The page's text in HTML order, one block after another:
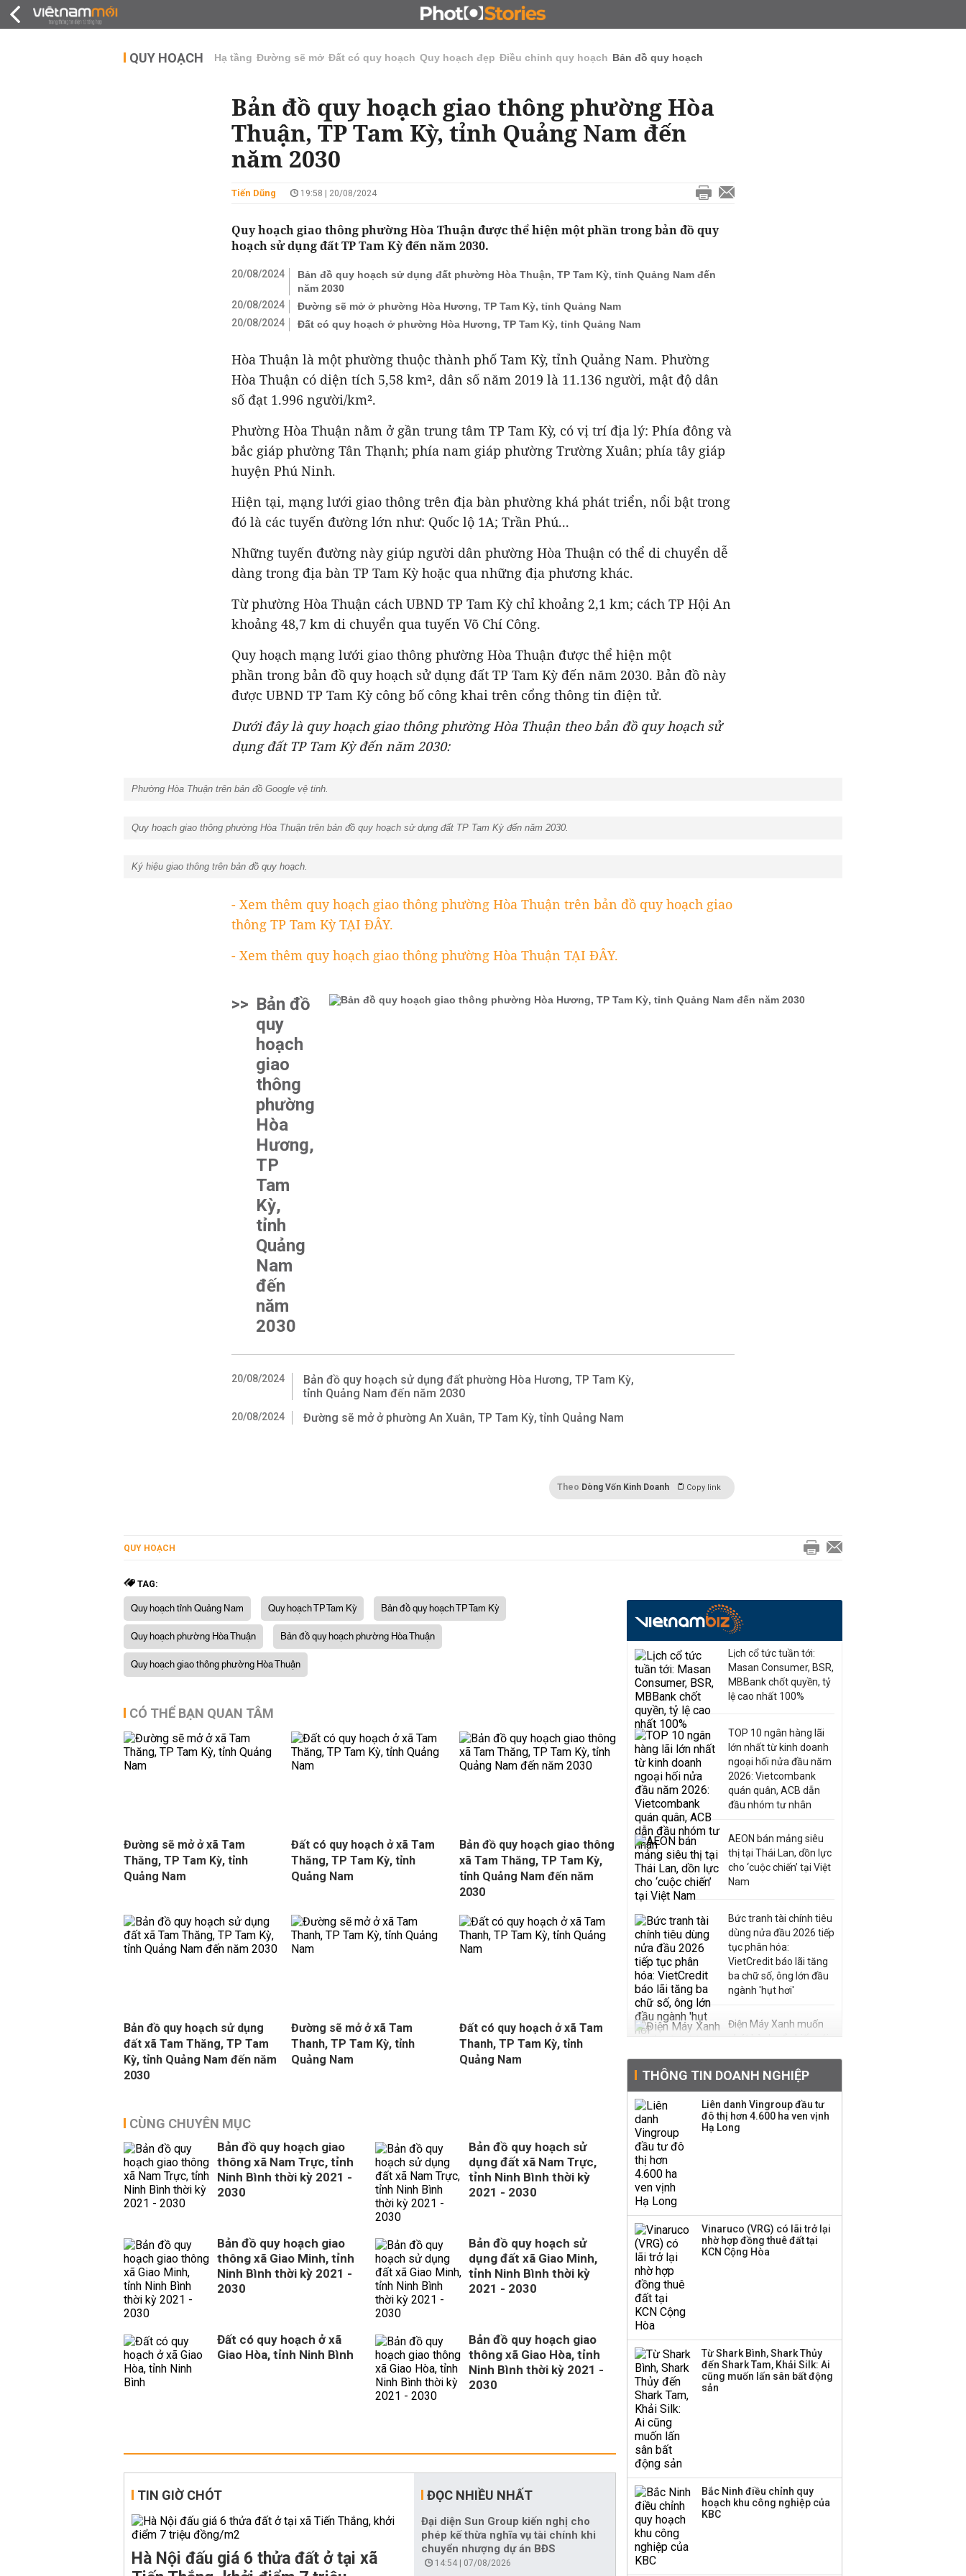
ĐẤU GIÁ - ĐẤU THẦU KINH DOANH
QUY HOẠCH Hạ tầng Đường sẽ mở Đất có quy hoạch Quy hoạch đẹp Điều chỉnh quy hoạch Bản đồ quy hoạch
Bản đồ quy hoạch giao thông phường Hòa
Thuận, TP Tam Kỳ, tỉnh Quảng Nam đến
năm 2030
Tiến Dũng 19:58 | 20/08/2024
Quy hoạch giao thông phường Hòa Thuận được thể hiện một phần trong bản đồ quy
hoạch sử dụng đất TP Tam Kỳ đến năm 2030.
20/08/2024
Bản đồ quy hoạch sử dụng đất phường Hòa Thuận, TP Tam Kỳ, tỉnh Quảng Nam đến
năm 2030
20/08/2024
Đường sẽ mở ở phường Hòa Hương, TP Tam Kỳ, tỉnh Quảng Nam
20/08/2024
Đất có quy hoạch ở phường Hòa Hương, TP Tam Kỳ, tỉnh Quảng Nam
Hòa Thuận là một phường thuộc thành phố Tam Kỳ, tỉnh Quảng Nam. Phường
Hòa Thuận có diện tích 5,58 km², dân số năm 2019 là 11.136 người, mật độ dân
số đạt 1.996 người/km².
Phường Hòa Thuận nằm ở gần trung tâm TP Tam Kỳ, có vị trí địa lý: Phía đông và
bắc giáp phường Tân Thạnh; phía nam giáp phường Trường Xuân; phía tây giáp
huyện Phú Ninh.
Hiện tại, mạng lưới giao thông trên địa bàn phường khá phát triển, nổi bật trong
đó là các tuyến đường lớn như: Quốc lộ 1A; Trần Phú...
Những tuyến đường này giúp người dân phường Hòa Thuận có thể di chuyển dễ
dàng trong địa bàn TP Tam Kỳ hoặc qua những địa phương khác.
Từ phường Hòa Thuận cách UBND TP Tam Kỳ chỉ khoảng 2,1 km; cách TP Hội An
khoảng 48,7 km di chuyển qua tuyến Võ Chí Công.
Quy hoạch mạng lưới giao thông phường Hòa Thuận được thể hiện một
phần trong bản đồ quy hoạch sử dụng đất TP Tam Kỳ đến năm 2030. Bản đồ này
được UBND TP Tam Kỳ công bố công khai trên cổng thông tin điện tử.
Dưới đây là quy hoạch giao thông phường Hòa Thuận theo bản đồ quy hoạch sử
dụng đất TP Tam Kỳ đến năm 2030:
Phường Hòa Thuận trên bản đồ Google vệ tinh.
Quy hoạch giao thông phường Hòa Thuận trên bản đồ quy hoạch sử dụng đất TP Tam Kỳ đến năm 2030.
Ký hiệu giao thông trên bản đồ quy hoạch.
- Xem thêm quy hoạch giao thông phường Hòa Thuận trên bản đồ quy hoạch giao
thông TP Tam Kỳ TẠI ĐÂY.
- Xem thêm quy hoạch giao thông phường Hòa Thuận TẠI ĐÂY.
>> Bản đồ
quy
hoạch
giao
thông
phường
Hòa
Hương,
TP
Tam
Kỳ,
tỉnh
Quảng
Nam
đến
năm
2030
20/08/2024
Bản đồ quy hoạch sử dụng đất phường Hòa Hương, TP Tam Kỳ,
tỉnh Quảng Nam đến năm 2030
20/08/2024 Đường sẽ mở ở phường An Xuân, TP Tam Kỳ, tỉnh Quảng Nam
Theo Dòng Vốn Kinh Doanh Copy link
QUY HOẠCH
TAG:
Quy hoạch tỉnh Quảng Nam Quy hoạch TP Tam Kỳ
Bản đồ quy hoạch TP Tam Kỳ
Quy hoạch phường Hòa Thuận
Bản đồ quy hoạch phường Hòa Thuận
Quy hoạch giao thông phường Hòa Thuận
CÓ THỂ BẠN QUAN TÂM
Đường sẽ mở ở xã Tam
Thăng, TP Tam Kỳ, tỉnh
Quảng Nam
Đất có quy hoạch ở xã Tam
Thăng, TP Tam Kỳ, tỉnh
Quảng Nam
Bản đồ quy hoạch giao thông
xã Tam Thăng, TP Tam Kỳ,
tỉnh Quảng Nam đến năm
2030
Bản đồ quy hoạch sử dụng
đất xã Tam Thăng, TP Tam
Kỳ, tỉnh Quảng Nam đến năm
2030
Đường sẽ mở ở xã Tam
Thanh, TP Tam Kỳ, tỉnh
Quảng Nam
Đất có quy hoạch ở xã Tam
Thanh, TP Tam Kỳ, tỉnh
Quảng Nam
CÙNG CHUYÊN MỤC
Bản đồ quy hoạch giao
thông xã Nam Trực, tỉnh
Ninh Bình thời kỳ 2021 -
2030
Bản đồ quy hoạch sử
dụng đất xã Nam Trực,
tỉnh Ninh Bình thời kỳ
2021 - 2030
Bản đồ quy hoạch giao
thông xã Giao Minh, tỉnh
Ninh Bình thời kỳ 2021 -
2030
Bản đồ quy hoạch sử
dụng đất xã Giao Minh,
tỉnh Ninh Bình thời kỳ
2021 - 2030
Đất có quy hoạch ở xã
Giao Hòa, tỉnh Ninh Bình
Bản đồ quy hoạch giao
thông xã Giao Hòa, tỉnh
Ninh Bình thời kỳ 2021 -
2030
TIN GIỜ CHÓT
Hà Nội đấu giá 6 thửa đất ở tại xã
ĐỌC NHIỀU NHẤT
Đại diện Sun Group kiến nghị cho
phép kế thừa nghĩa vụ tài chính khi
chuyển nhượng dự án BĐS
14:54 | 07/08/2026
Lịch cổ tức tuần tới:
Masan Consumer, BSR,
MBBank chốt quyền, tỷ
lệ cao nhất 100%
TOP 10 ngân hàng lãi
lớn nhất từ kinh doanh
ngoại hối nửa đầu năm
2026: Vietcombank
quán quân, ACB dẫn
đầu nhóm tư nhân
AEON bán mảng siêu
thị tại Thái Lan, dồn lực
cho ‘cuộc chiến’ tại Việt
Nam
Bức tranh tài chính tiêu
dùng nửa đầu 2026 tiếp
tục phân hóa:
VietCredit báo lãi tăng
ba chữ số, ông lớn đầu
ngành 'hụt hơi'
Điện Máy Xanh muốn
phát hành cổ phiếu với
Sau nhịp điều chỉnh
mạnh, CTCK nhìn thấy
cơ hội ở nhóm cổ phiếu
thanh lý toàn bộ cửa
hàng
Công ty 100 tỷ của
Huấn Hoa Hồng bỗng
dưng ‘biến mất’, một
THÔNG TIN DOANH NGHIỆP
Liên danh Vingroup đầu tư
đô thị hơn 4.600 ha ven vịnh
Hạ Long
Vinaruco (VRG) có lãi trở lại
nhờ hợp đồng thuê đất tại
KCN Cộng Hòa
Từ Shark Bình, Shark Thủy
đến Shark Tam, Khải Silk: Ai
cũng muốn lấn sân bất động
sản
Bắc Ninh điều chỉnh quy
hoạch khu công nghiệp của
KBC